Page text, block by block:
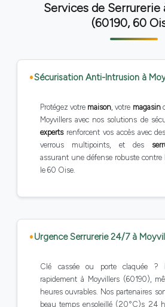
Services de Serrurerie
(60190, 60
Sécurisation Anti-Intrusion à
Protégez votre maison, votre magasin
Moyvillers avec nos solutions de
expertsrenforcent vos accès avec des
verrous multipoints, et des
assurant une défense robuste
le 60 Oise.
Urgence Serrurerie 24/7 à
Clé cassée ou porte claquée ?
rapidement à Moyvillers (60190),
heures ouvrables. Nos partenaires
beau temps ensoleillé (20°C)s 24